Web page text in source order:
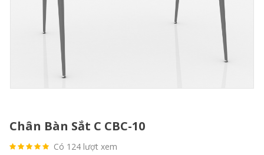
Chân Bàn Sắt C CBC-10
Có 124 lượt xem